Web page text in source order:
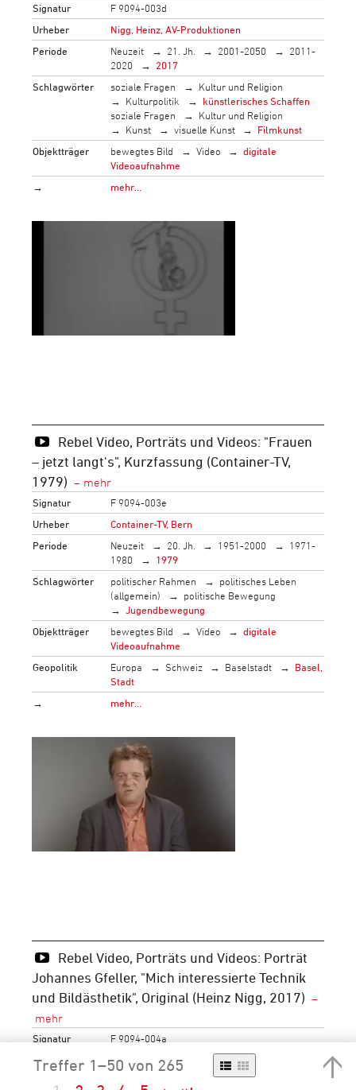
Signatur
F 9094-003d
Urheber
Nigg, Heinz, AV-Produktionen
Periode
Neuzeit 21. Jh. 2001-2050
2011-
2020
2017
Schlagwörter
soziale Fragen
Kultur und Religion
Kulturpolitik
künstlerisches Schaffen
soziale Fragen
Kultur und Religion
Kunst
visuelle Kunst
Filmkunst
Objektträger
bewegtes Bild Video
digitale
Videoaufnahme
→
mehr…
Rebel Video, Porträts und Videos: "Frauen
– jetzt langt's", Kurzfassung (Container-TV,
1979)
Signatur
F 9094-003e
Urheber
Container-TV, Bern
Periode
Neuzeit 20. Jh. 1951-2000
1971-
1980
1979
Schlagwörter
politischer Rahmen
politisches Leben
(allgemein)
politische Bewegung
Jugendbewegung
Objektträger
bewegtes Bild Video
digitale
Videoaufnahme
Geopolitik
Europa Schweiz Baselstadt
Basel,
Stadt
→
mehr…
Rebel Video, Porträts und Videos: Porträt
Johannes Gfeller, "Mich interessierte Technik
und Bildästhetik", Original (Heinz Nigg, 2017)
Signatur
F 9094-004a
Urheber
Nigg, Heinz, AV-Produktionen
2001-2050
Treffer 1–50 von 265